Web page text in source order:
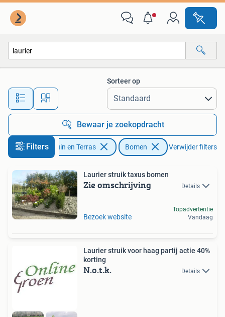
Alle afstanden…
Sorteer op
Bewaar je zoekopdracht
Filters Tuin en Terras Bomen Verwijder filters
Laurier struik taxus bomen
Zie omschrijving Details
Bezoek website
Topadvertentie
Vandaag
Laurier struik voor haag partij actie 40%
korting
N.o.t.k. Details